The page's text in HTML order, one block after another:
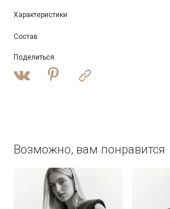
Характеристики
Состав
Поделиться:
Возможно, вам понравится